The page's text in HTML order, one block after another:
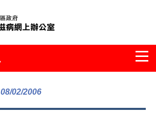
08/02/2006